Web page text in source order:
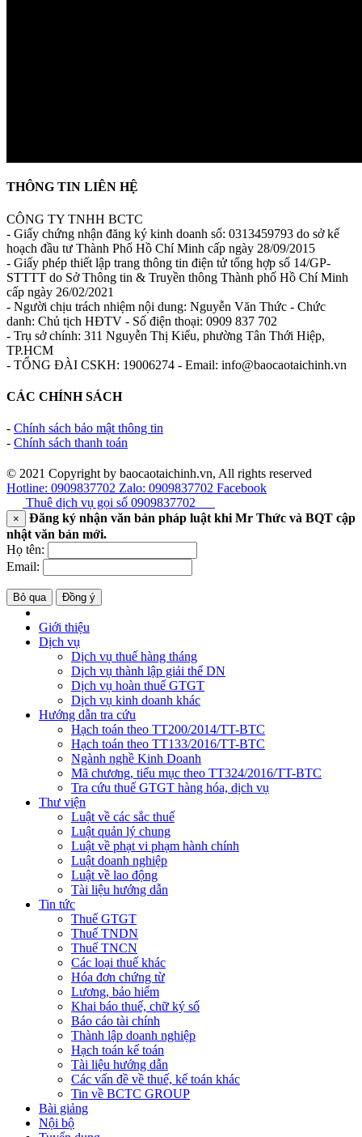
THÔNG TIN LIÊN HỆ
CÔNG TY TNHH BCTC
- Giấy chứng nhận đăng ký kinh doanh số: 0313459793 do sở kế
hoạch đầu tư Thành Phố Hồ Chí Minh cấp ngày 28/09/2015
- Giấy phép thiết lập trang thông tin điện tử tổng hợp số 14/GP-
STTTT do Sở Thông tin & Truyền thông Thành phố Hồ Chí Minh
cấp ngày 26/02/2021
- Người chịu trách nhiệm nội dung: Nguyễn Văn Thức - Chức
danh: Chủ tịch HĐTV - Số điện thoại: 0909 837 702
- Trụ sở chính: 311 Nguyễn Thị Kiểu, phường Tân Thới Hiệp,
TP.HCM
- TỔNG ĐÀI CSKH: 19006274 - Email: info@baocaotaichinh.vn
CÁC CHÍNH SÁCH
- Chính sách bảo mật thông tin
- Chính sách thanh toán
© 2021 Copyright by baocaotaichinh.vn, All rights reserved
Hotline: 0909837702 Zalo: 0909837702 Facebook
Thuê dịch vụ gọi số 0909837702
×
Đăng ký nhận văn bản pháp luật khi Mr Thức và BQT cập
nhật văn bản mới.
Họ tên:
Email:
Bỏ qua Đồng ý
Giới thiệu
Dịch vụ
Dịch vụ thuế hàng tháng
Dịch vụ thành lập giải thể DN
Dịch vụ hoàn thuế GTGT
Dịch vụ kinh doanh khác
Hướng dẫn tra cứu
Hạch toán theo TT200/2014/TT-BTC
Hạch toán theo TT133/2016/TT-BTC
Ngành nghề Kinh Doanh
Mã chương, tiểu mục theo TT324/2016/TT-BTC
Tra cứu thuế GTGT hàng hóa, dịch vụ
Thư viện
Luật về các sắc thuế
Luật quản lý chung
Luật về phạt vi phạm hành chính
Luật doanh nghiệp
Luật về lao động
Tài liệu hướng dẫn
Tin tức
Thuế GTGT
Thuế TNDN
Thuế TNCN
Các loại thuế khác
Hóa đơn chứng từ
Lương, bảo hiểm
Khai báo thuế, chữ ký số
Báo cáo tài chính
Thành lập doanh nghiệp
Hạch toán kế toán
Tài liệu hướng dẫn
Các vấn đề về thuế, kế toán khác
Tin về BCTC GROUP
Bài giảng
Nội bộ